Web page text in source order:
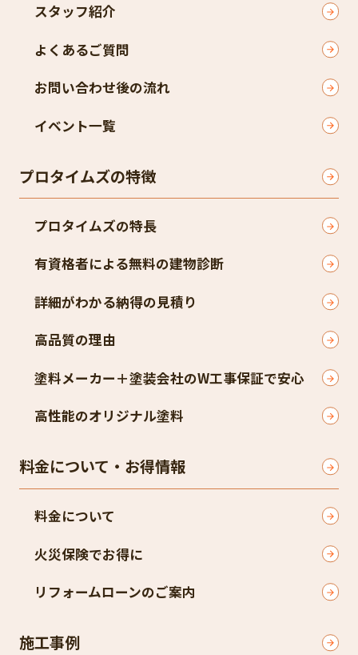
スタッフ紹介
よくあるご質問
お問い合わせ後の流れ
イベント一覧
プロタイムズの特徴
プロタイムズの特長
有資格者による無料の建物診断
詳細がわかる納得の見積り
高品質の理由
塗料メーカー＋塗装会社のW工事保証で安心
高性能のオリジナル塗料
料金について・お得情報
料金について
火災保険でお得に
リフォームローンのご案内
施工事例